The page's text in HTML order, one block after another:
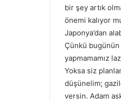
bir şey artık
önemi kalıyor
Japonya’dan
Çünkü bugünün
yapmamamız
Yoksa siz
düşünelim;
versin. Adam